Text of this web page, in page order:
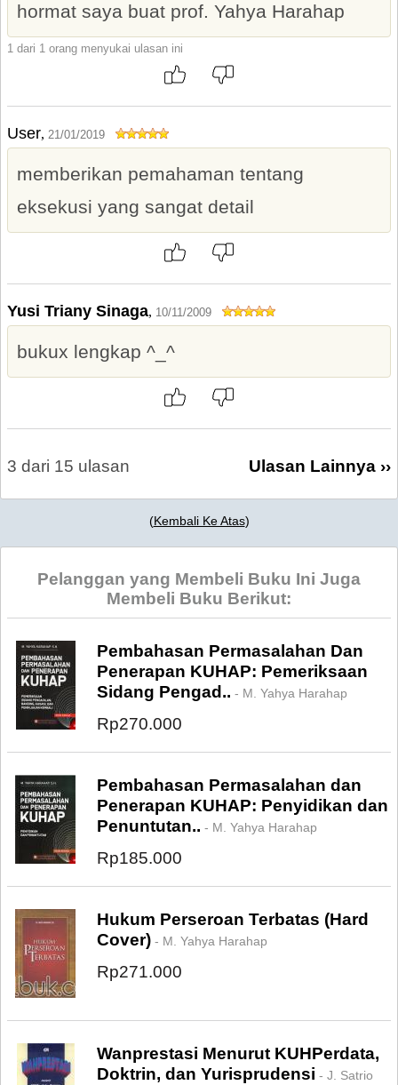
hormat saya buat prof. Yahya Harahap
1 dari 1 orang menyukai ulasan ini
User, 21/01/2019
memberikan pemahaman tentang
eksekusi yang sangat detail
Yusi Triany Sinaga, 10/11/2009
bukux lengkap ^_^
3 dari 15 ulasan Ulasan Lainnya ››
(Kembali Ke Atas)
Pelanggan yang Membeli Buku Ini Juga
Membeli Buku Berikut:
Pembahasan Permasalahan Dan
Penerapan KUHAP: Pemeriksaan
Sidang Pengad.. - M. Yahya Harahap
Rp270.000
Pembahasan Permasalahan dan
Penerapan KUHAP: Penyidikan dan
Penuntutan.. - M. Yahya Harahap
Rp185.000
Hukum Perseroan Terbatas (Hard
Cover) - M. Yahya Harahap
Rp271.000
Wanprestasi Menurut KUHPerdata,
Doktrin, dan Yurisprudensi - J. Satrio